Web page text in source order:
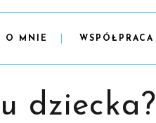
O MNIE WSPÓŁPRACA
dziecka?